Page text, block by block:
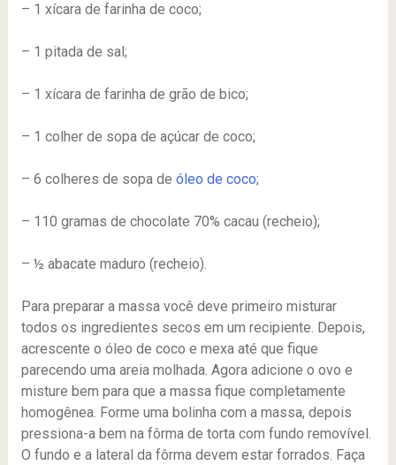
– 1 xícara de farinha de coco;
– 1 pitada de sal;
– 1 xícara de farinha de grão de bico;
– 1 colher de sopa de açúcar de coco;
– 6 colheres de sopa de óleo de coco;
– 110 gramas de chocolate 70% cacau (recheio);
– ½ abacate maduro (recheio).
Para preparar a massa você deve primeiro misturar
todos os ingredientes secos em um recipiente. Depois,
acrescente o óleo de coco e mexa até que fique
parecendo uma areia molhada. Agora adicione o ovo e
misture bem para que a massa fique completamente
homogênea. Forme uma bolinha com a massa, depois
pressiona-a bem na fôrma de torta com fundo removível.
O fundo e a lateral da fôrma devem estar forrados. Faça